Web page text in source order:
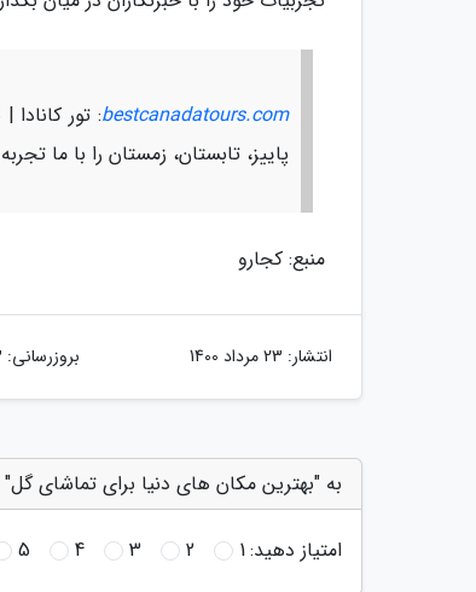
bestcanadatours.com: تور کانادا |
پاییز، تابستان، زمستان را با ما
منبع: کجارو
انتشار: 23 مرداد 1400 بروزرسانی:
به "بهترین مکان های دنیا برای تماشای گل"
امتیاز دهید:1
2
3
4
5